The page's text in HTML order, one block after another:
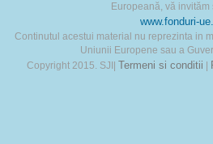
Europeană, vă invităm
www.fonduri-
Continutul acestui material nu reprezinta in
Uniunii Europene sau a
Copyright 2015. SJI| Termeni si conditii